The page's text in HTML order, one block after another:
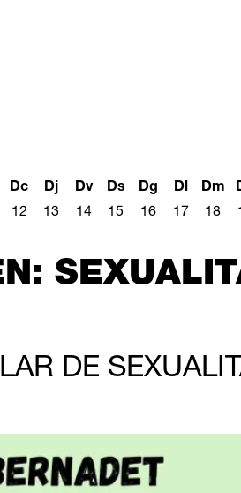
Dc
12
Dj
13
Dv
14
Ds
15
Dg
16
Dl
17
Dm
18
DE